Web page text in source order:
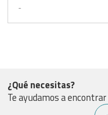
-
¿Qué necesitas?
Te ayudamos a